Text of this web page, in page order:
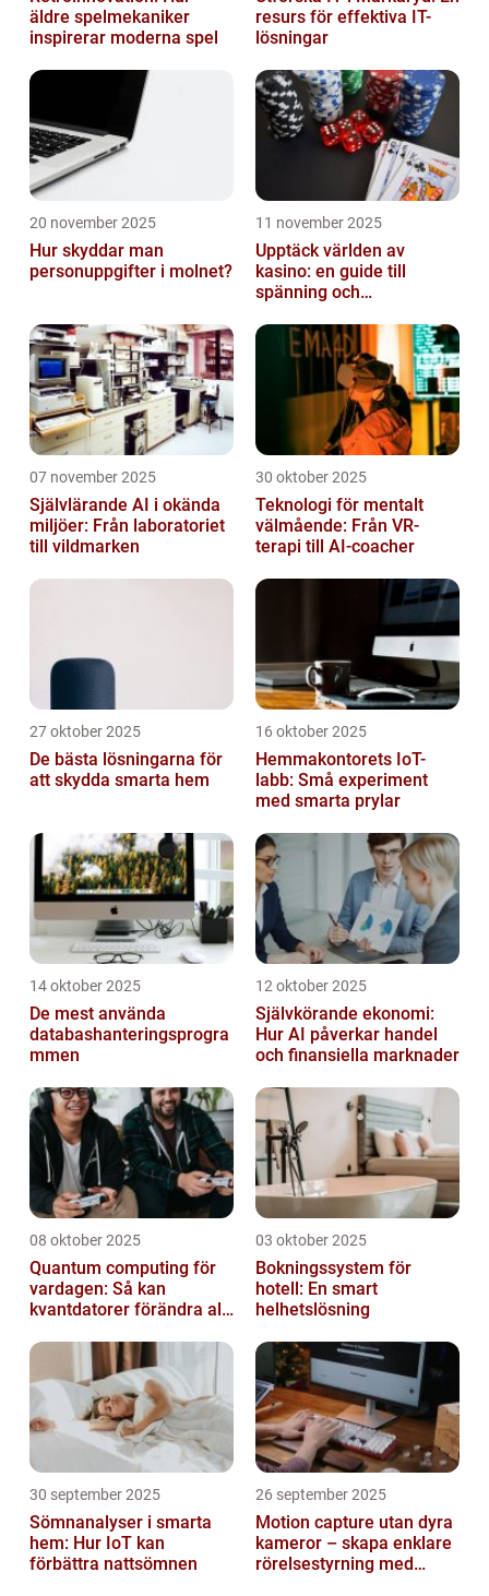
äldre spelmekaniker
inspirerar moderna spel
resurs för effektiva IT-
lösningar
20 november 2025
Hur skyddar man
personuppgifter i molnet?
11 november 2025
Upptäck världen av
kasino: en guide till
spänning och
07 november 2025
Självlärande AI i okända
miljöer: Från laboratoriet
till vildmarken
30 oktober 2025
Teknologi för mentalt
välmående: Från VR-
terapi till AI-coacher
27 oktober 2025
De bästa lösningarna för
att skydda smarta hem
16 oktober 2025
Hemmakontorets IoT-
labb: Små experiment
med smarta prylar
14 oktober 2025
De mest använda
databashanteringsprogra
mmen
12 oktober 2025
Självkörande ekonomi:
Hur AI påverkar handel
och finansiella marknader
08 oktober 2025
Quantum computing för
vardagen: Så kan
kvantdatorer förändra allt
03 oktober 2025
Bokningssystem för
hotell: En smart
helhetslösning
30 september 2025
Sömnanalyser i smarta
hem: Hur IoT kan
förbättra nattsömnen
26 september 2025
Motion capture utan dyra
kameror – skapa enklare
rörelsestyrning med